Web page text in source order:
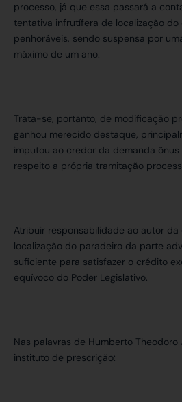
processo, já que essa passará a
tentativa infrutífera de localização
penhoráveis, sendo suspensa por
máximo de um ano.
Trata-se, portanto, de modificação
ganhou merecido destaque,
imputou ao credor da demanda
respeito a própria tramitação
Atribuir responsabilidade ao autor
localização do paradeiro da parte
suficiente para satisfazer o crédito
equívoco do Poder Legislativo.
Nas palavras de Humberto Theodoro
instituto de prescrição: